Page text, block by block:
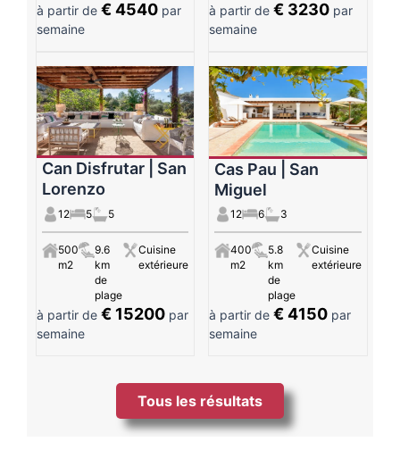
à partir de € 4540 par
semaine
à partir de € 3230par
semaine
Can Disfrutar | San
Lorenzo
12 5 5
500
m2
9.6
km
de
plage
Cuisine
extérieure
à partir de € 15200 par
semaine
Cas Pau | San
Miguel
12 6 3
400
m2
5.8
km
de
plage
Cuisine
extérieure
à partir de € 4150par
semaine
Tous les résultats